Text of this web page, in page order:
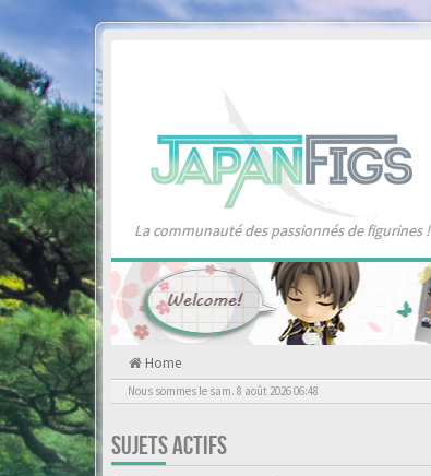
La communauté des passionnés de figurines !
Home
Nous sommes le sam. 8 août 2026 06:48
SUJETS ACTIFS